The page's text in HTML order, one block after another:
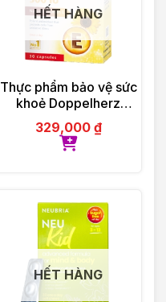
HẾT HÀNG
Thực phẩm bảo vệ sức
khoẻ Doppelherz
Aktiv Vitamin E
329,000 ₫
HẾT HÀNG